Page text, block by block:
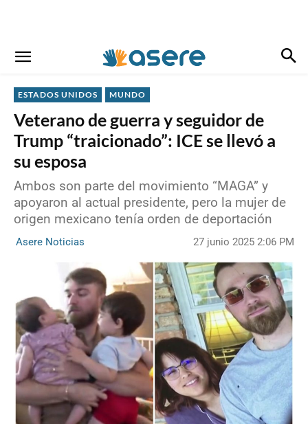
ESTADOS UNIDOS MUNDO
Veterano de guerra y seguidor de
Trump “traicionado”: ICE se llevó a
su esposa
Ambos son parte del movimiento “MAGA” y
apoyaron al actual presidente, pero la mujer de
origen mexicano tenía orden de deportación
Asere Noticias 27 junio 2025 2:06 PM